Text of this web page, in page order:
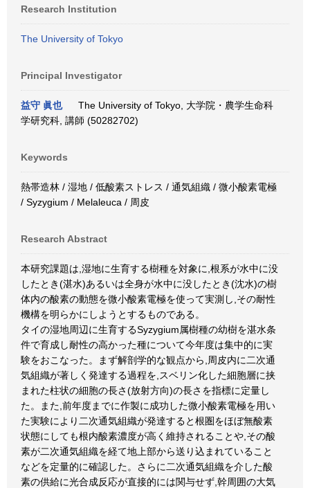
Research Institution
The University of Tokyo
Principal Investigator
益守 眞也
The University of Tokyo, 大学院・農学生命科
学研究科, 講師 (50282702)
Keywords
熱帯造林 / 湿地 / 低酸素ストレス / 通気組織 / 微小酸素電極
/ Syzygium / Melaleuca / 周皮
Research Abstract
本研究課題は,湿地に生育する樹種を対象に,根系が水中に没
したとき(湛水)あるいは全身が水中に没したとき(沈水)の樹
体内の酸素の動態を微小酸素電極を使って実測し,その耐性
機構を明らかにしようとするものである。
タイの湿地周辺に生育するSyzygium属樹種の幼樹を湛水条
件で育成し耐性の高かった種について今年度は集中的に実
験をおこなった。まず解剖学的な観点から,周皮内に二次通
気組織が著しく発達する過程を,スベリン化した細胞層に挟
まれた柱状の細胞の長さ(放射方向)の長さを指標に定量し
た。また,前年度までに作製に成功した微小酸素電極を用い
た実験により二次通気組織が発達すると根圏をほぼ無酸素
状態にしても根内酸素濃度が高く維持されることや,その酸
素が二次通気組織を経て地上部から送り込まれていること
などを定量的に確認した。さらに二次通気組織を介した酸
素の供給に光合成反応が直接的には関与せず,幹周囲の大気